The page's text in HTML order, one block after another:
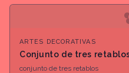
ARTES DECORATIVAS
Conjunto de tres
conjunto de tres retablos